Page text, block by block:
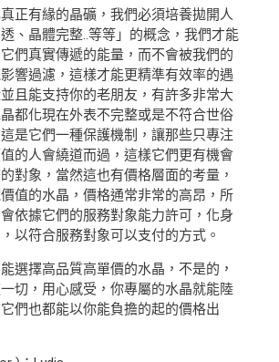
正有緣的晶礦，我們必須培養拋開人
、晶體完整..等等」的概念，我們才能
們真實傳遞的能量，而不會被我們的
響過濾，這樣才能更精準有效率的遇
且能支持你的老朋友，有許多非常大
都化現在外表不完整或是不符合世俗
是它們一種保護機制，讓那些只專注
的人會繞道而過，這樣它們更有機會
對象，當然這也有價格層面的考量，
值的水晶，價格通常非常的高昂，所
依據它們的服務對象能力許可，化身
以符合服務對象可以支付的方式。
選擇高品質高單價的水晶，不是的，
切，用心感受，你專屬的水晶就能陸
們也都能以你能負擔的起的價格出